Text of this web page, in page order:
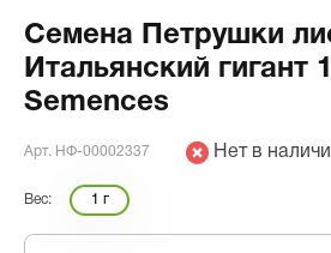
Семена Петрушки
Итальянский гигант
Semences
Арт. НФ-00002337 Нет в
Вес: 1 г